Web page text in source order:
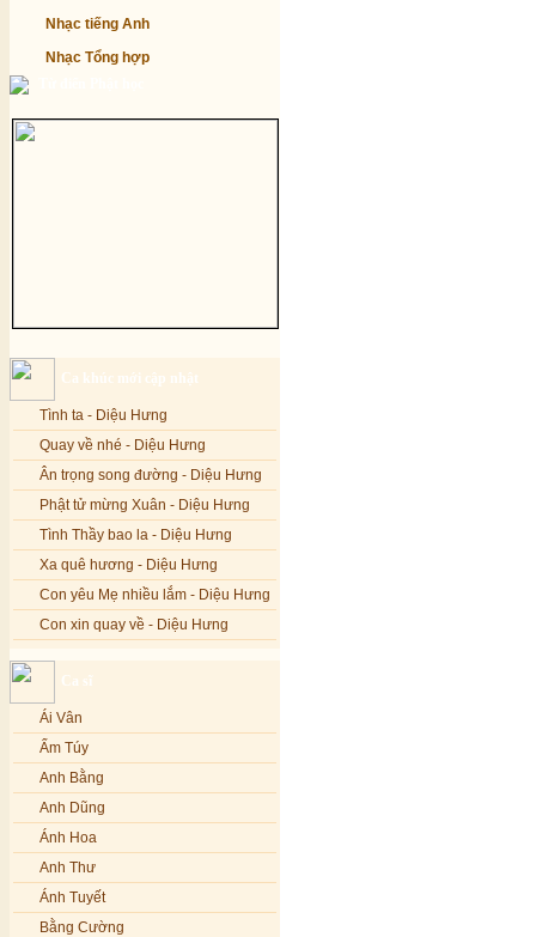
Nhạc tiếng Anh
Nhạc Tổng hợp
Ca khúc mới cập nhật
Tình ta - Diệu Hưng
Quay về nhé - Diệu Hưng
Ân trọng song đường - Diệu Hưng
Phật tử mừng Xuân - Diệu Hưng
Tình Thầy bao la - Diệu Hưng
Xa quê hương - Diệu Hưng
Con yêu Mẹ nhiều lắm - Diệu Hưng
Con xin quay về - Diệu Hưng
Nếu xa Phật - Diệu Hưng
Tình Lam - Kim Khánh & Hoàng
Vĩnh
Xin cho con niềm tin - Kim Linh
Quán Âm Mẹ hiền - Kim Linh
Nhạc niệm Nam Mô A Di Đà Phật -
Kim Linh
Mẹ Từ Bi - Kim Linh
12 Lời nguyện của Bồ tát Quán Thế
Âm - Kim Linh
Ca sĩ
Ái Vân
Ẩm Túy
Anh Bằng
Anh Dũng
Ánh Hoa
Anh Thư
Ánh Tuyết
Bằng Cường